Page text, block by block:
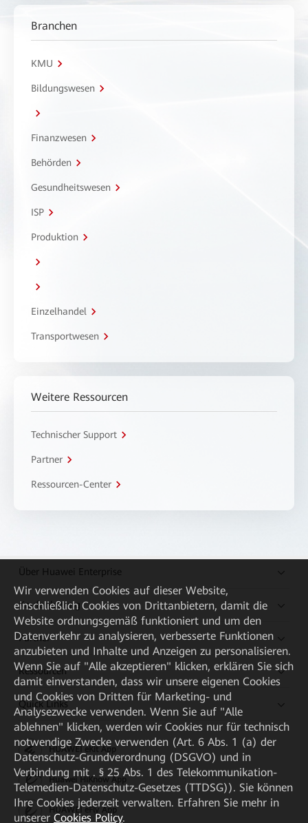
Branchen
KMU
Bildungswesen
Finanzwesen
Behörden
Gesundheitswesen
ISP
Produktion
Einzelhandel
Transportwesen
Weitere Ressourcen
Technischer Support
Partner
Ressourcen-Center
Über Huawei Enterprise
Kaufanleitung
Partner
Ressourcen
Quick Links
HUAWEI eKit App
Huawei HiKnow App
HUAWEI eFly App
Wir verwenden Cookies auf dieser Website,
einschließlich Cookies von Drittanbietern, damit die
Website ordnungsgemäß funktioniert und um den
Datenverkehr zu analysieren, verbesserte Funktionen
anzubieten und Inhalte und Anzeigen zu personalisieren.
Wenn Sie auf "Alle akzeptieren" klicken, erklären Sie sich
damit einverstanden, dass wir unsere eigenen Cookies
und Cookies von Dritten für Marketing- und
Analysezwecke verwenden. Wenn Sie auf "Alle
ablehnen" klicken, werden wir Cookies nur für technisch
notwendige Zwecke verwenden (Art. 6 Abs. 1 (a) der
Datenschutz-Grundverordnung (DSGVO) und in
Verbindung mit . § 25 Abs. 1 des Telekommunikation-
Telemedien-Datenschutz-Gesetzes (TTDSG)). Sie können
Ihre Cookies jederzeit verwalten. Erfahren Sie mehr in
unserer Cookies Policy.